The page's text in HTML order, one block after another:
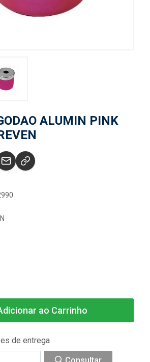
ALUMIN PINK
ao Carrinho
de entrega